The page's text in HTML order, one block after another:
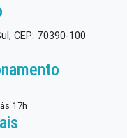
CEP: 70390-100
17h